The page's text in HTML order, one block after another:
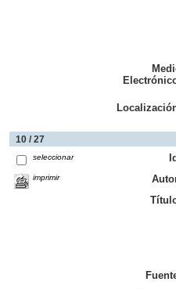
10 / 27
seleccionar
imprimir